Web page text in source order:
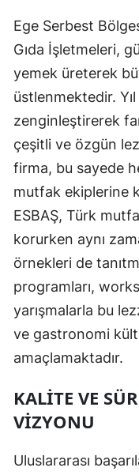
Ege Serbest
Gıda İşletmeleri,
yemek üreterek
üstlenmektedir.
zenginleştirerek
çeşitli ve özgün
firma, bu sayede
mutfak ekiplerine
ESBAŞ, Türk
korurken aynı
örnekleri de
programları,
yarışmalarla bu
ve gastronomi
amaçlamaktadır.
KALITE VE
VIZYONU
Uluslararası